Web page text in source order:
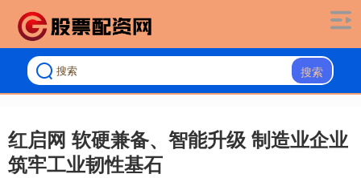
搜索
红启网 软硬兼备、智能升级 制造业企业
筑牢工业韧性基石